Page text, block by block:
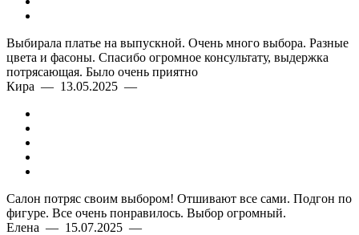
Выбирала платье на выпускной. Очень много выбора. Разные
цвета и фасоны. Спасибо огромное консультату, выдержка
потрясающая. Было очень приятно
Кира — 13.05.2025 —
Салон потряс своим выбором! Отшивают все сами. Подгон по
фигуре. Все очень понравилось. Выбор огромный.
Елена — 15.07.2025 —